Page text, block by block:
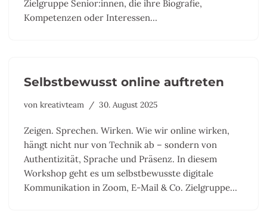
Zielgruppe Senior:innen, die ihre Biografie,
Kompetenzen oder Interessen…
Selbstbewusst online auftreten
von kreativteam 30. August 2025
Zeigen. Sprechen. Wirken. Wie wir online wirken,
hängt nicht nur von Technik ab – sondern von
Authentizität, Sprache und Präsenz. In diesem
Workshop geht es um selbstbewusste digitale
Kommunikation in Zoom, E-Mail & Co. Zielgruppe…